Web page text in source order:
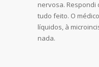
nervosa. Respondi
tudo feito. O
líquidos, à
nada.